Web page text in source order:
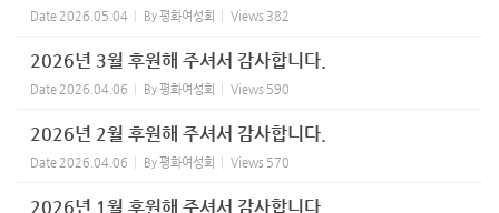
Date 2026.05.04 By평화여성회 Views 382
2026년 3월 후원해 주셔서 감사합니다.
Date 2026.04.06 By평화여성회 Views 590
2026년 2월 후원해 주셔서 감사합니다.
Date 2026.04.06 By평화여성회 Views 570
2026년 1월 후원해 주셔서 감사합니다.